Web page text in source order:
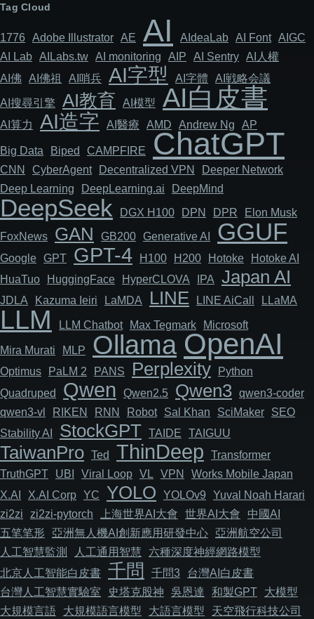
Tag Cloud
1776 Adob​​e Illustrator AE AI AIdeaLab AI Font AIGC
AI Lab AILabs.tw AI monitoring AIP AI Sentry AI人權
AI佛
AI佛祖 AI哨兵 AI字型 AI字體 AI戦略会議
AI搜尋引擎 AI教育 AI模型 AI白皮書
AI算力 AI造字 AI醫療 AMD Andrew Ng AP
Big Data Biped CAMPFIRE ChatGPT
CNN Cyber​​Agent Decentralized VPN
Deeper Network
Deep Learning
DeepLearning.ai DeepMind
DeepSeek DGX H100 DPN DPR
Elon Musk
FoxNews
GAN GB200 Generative AI GGUF
Google GPT GPT-4 H100 H200 Hotoke
Hotoke AI
HuaTuo
HuggingFace HyperCLOVA IPA Japan AI
JDLA Kazuma Ieiri LaMDA LINE LINE AiCall LLaMA
LLM LLM Chatbot Max Tegmark Microsoft
Mira Murati MLP Ollama OpenAI
Optimus PaLM 2 PANS Perplexity
Python
Quadruped
Qwen Qwen2.5 Qwen3 qwen3-coder
qwen3-vl
RIKEN RNN Robot Sal Khan SciMaker
SEO
Stability AI
StockGPT TAIDE TAIGUU
TaiwanPro Ted ThinDeep
Transformer
TruthGPT
UBI Viral Loop VL VPN
Works Mobile Japan
X.AI
X.AI Corp YC YOLO YOLOv9
Yuval Noah Harari
zi2zi
zi2zi-pytorch 上海世界AI大會 世界AI大會
中國AI
五笔笔形
亞洲無人機AI創新應用研發中心 亞洲航空公司
人工智慧監測
人工通用智慧
六種深度神經網路模型
北京人工智能白皮書 千問 千問3
台灣AI白皮書
台灣人工智慧實驗室
史塔克股神 吳恩達 和製GPT
大模型
大規模言語
大規模語言模型 大語言模型
天空飛行科技公司